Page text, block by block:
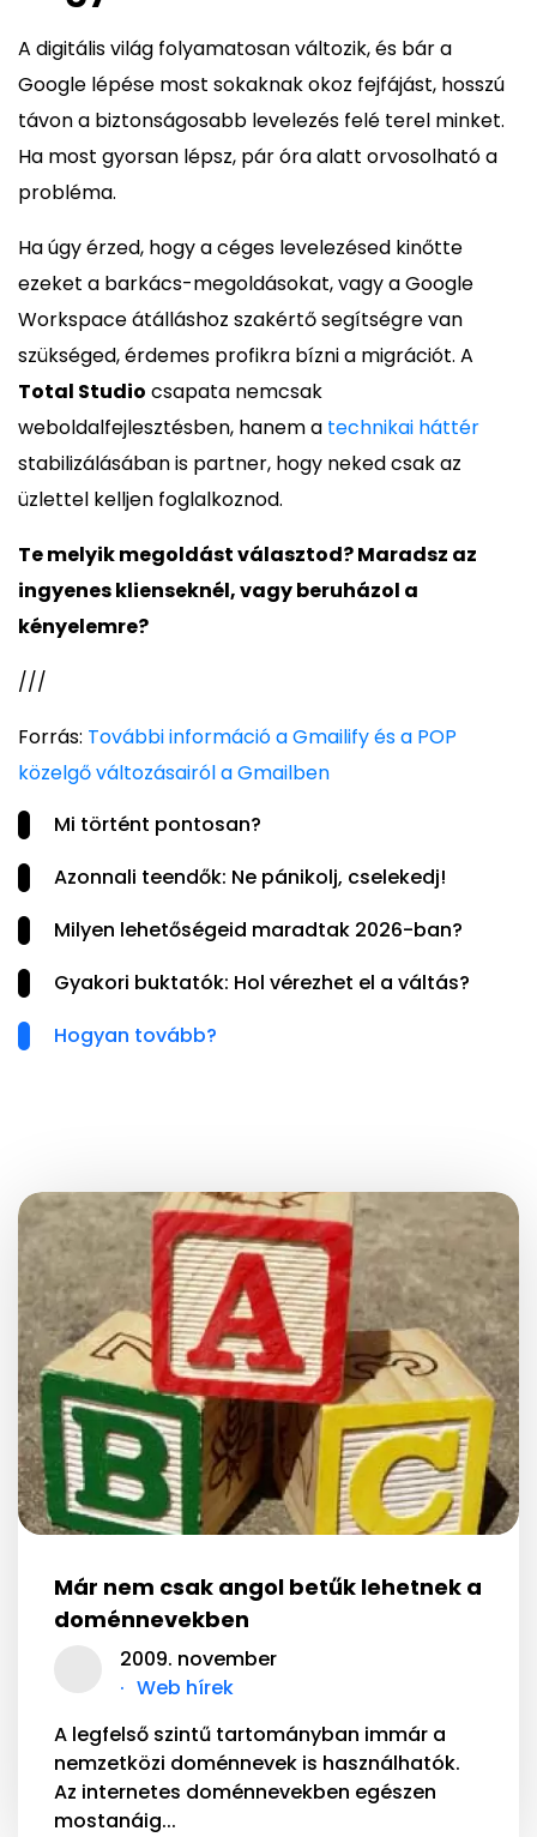
A digitális világ folyamatosan változik, és bár a
Google lépése most sokaknak okoz fejfájást, hosszú
távon a biztonságosabb levelezés felé terel minket.
Ha most gyorsan lépsz, pár óra alatt orvosolható a
probléma.
Ha úgy érzed, hogy a céges levelezésed kinőtte
ezeket a barkács-megoldásokat, vagy a Google
Workspace átálláshoz szakértő segítségre van
szükséged, érdemes profikra bízni a migrációt. A
Total Studio csapata nemcsak
weboldalfejlesztésben, hanem a technikai háttér
stabilizálásában is partner, hogy neked csak az
üzlettel kelljen foglalkoznod.
Te melyik megoldást választod? Maradsz az
ingyenes klienseknél, vagy beruházol a
kényelemre?
///
Forrás: További információ a Gmailify és a POP
közelgő változásairól a Gmailben
Mi történt pontosan?
Azonnali teendők: Ne pánikolj, cselekedj!
Milyen lehetőségeid maradtak 2026-ban?
Gyakori buktatók: Hol vérezhet el a váltás?
Hogyan tovább?
Már nem csak angol betűk lehetnek a
doménnevekben
2009. november
Web hírek
A legfelső szintű tartományban immár a
nemzetközi doménnevek is használhatók.
Az internetes doménnevekben egészen
mostanáig...